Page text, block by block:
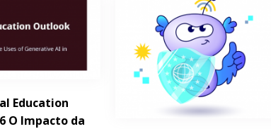
Education
O Impacto da